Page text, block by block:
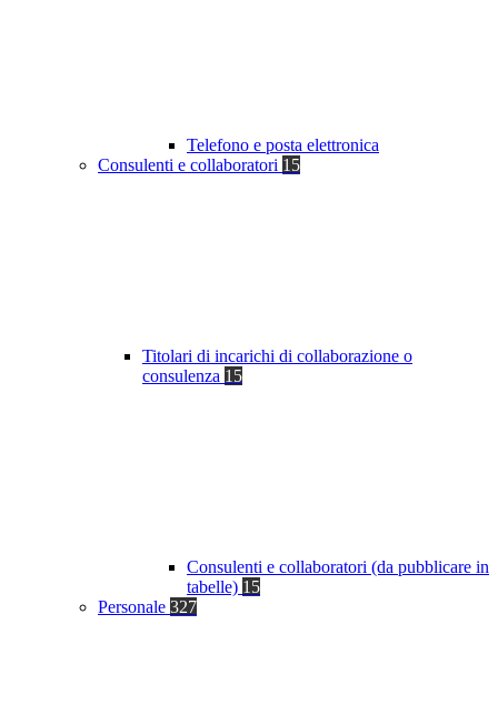
Telefono e posta elettronica
Consulenti e collaboratori 15
Titolari di incarichi di collaborazione o
consulenza 15
Consulenti e collaboratori (da pubblicare in
tabelle) 15
Personale 327